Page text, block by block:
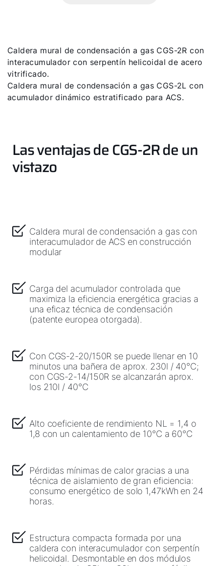
Caldera mural de condensación a gas CGS-2R con
interacumulador con serpentín helicoidal de acero
vitrificado.
Caldera mural de condensación a gas CGS-2L con
acumulador dinámico estratificado para ACS.
Las ventajas de CGS-2R de un
vistazo
Caldera mural de condensación a gas con
interacumulador de ACS en construcción
modular
Carga del acumulador controlada que
maximiza la eficiencia energética gracias a
una eficaz técnica de condensación
(patente europea otorgada).
Con CGS-2-20/150R se puede llenar en 10
minutos una bañera de aprox. 230l / 40°C;
con CGS-2-14/150R se alcanzarán aprox.
los 210l / 40°C
Alto coeficiente de rendimiento NL = 1,4 o
1,8 con un calentamiento de 10°C a 60°C
Pérdidas mínimas de calor gracias a una
técnica de aislamiento de gran eficiencia:
consumo energético de solo 1,47kWh en 24
horas.
Estructura compacta formada por una
caldera con interacumulador con serpentín
helicoidal. Desmontable en dos módulos
Olá!
Como podemos ajudá-lo?
Serviço ao cliente
Ferramentas
Ligações importantes
Downloads